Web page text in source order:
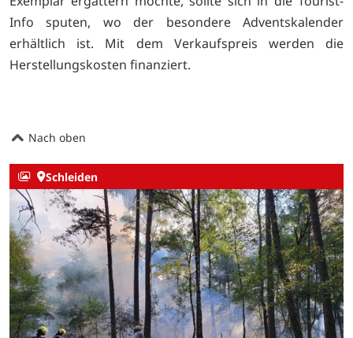
Info sputen, wo der besondere Adventskalender
erhältlich ist. Mit dem Verkaufspreis werden die
Herstellungskosten finanziert.
Nach oben
Schleiden